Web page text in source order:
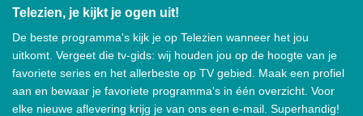
Telezien, je kijkt je ogen uit!
De beste programma's kijk je op Telezien wanneer het jou
uitkomt. Vergeet die tv-gids: wij houden jou op de hoogte van je
favoriete series en het allerbeste op TV gebied. Maak een profiel
aan en bewaar je favoriete programma's in één overzicht. Voor
elke nieuwe aflevering krijg je van ons een e-mail. Superhandig!